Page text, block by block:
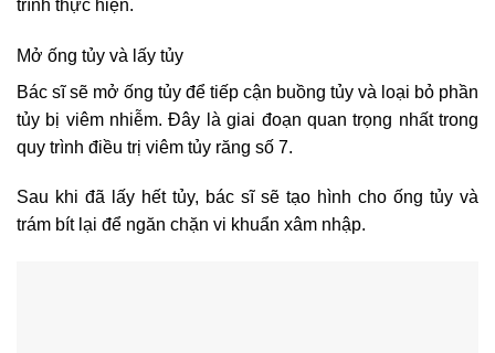
trình thực hiện.
Mở ống tủy và lấy tủy
Bác sĩ sẽ mở ống tủy để tiếp cận buồng tủy và loại bỏ phần
tủy bị viêm nhiễm. Đây là giai đoạn quan trọng nhất trong
quy trình điều trị viêm tủy răng số 7.
Sau khi đã lấy hết tủy, bác sĩ sẽ tạo hình cho ống tủy và
trám bít lại để ngăn chặn vi khuẩn xâm nhập.